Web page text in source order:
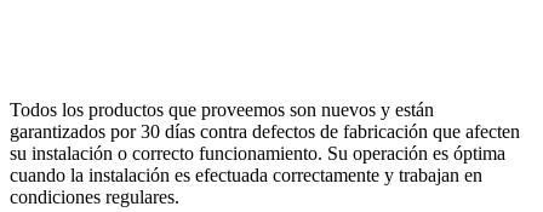
Todos los productos que proveemos son nuevos y están
garantizados por 30 días contra defectos de fabricación que afecten
su instalación o correcto funcionamiento. Su operación es óptima
cuando la instalación es efectuada correctamente y trabajan en
condiciones regulares.